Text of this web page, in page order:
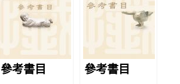
參考書目 參考書目